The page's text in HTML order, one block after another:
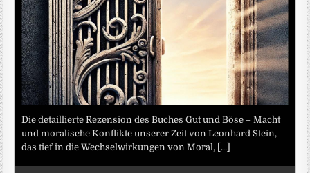
Die detaillierte Rezension des Buches Gut und Böse – Macht
und moralische Konflikte unserer Zeit von Leonhard Stein,
das tief in die Wechselwirkungen von Moral, [...]